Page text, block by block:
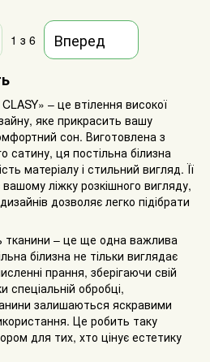
1 з 6
Вперед
– це втілення високої
яке прикрасить вашу
сон. Виготовлена з
сатину, ця постільна білизна
матеріалу і стильний вигляд. Її
ліжку розкішного вигляду,
дозволяє легко підібрати
тканини – це ще одна важлива
білизна не тільки виглядає
прання, зберігаючи свій
спеціальній обробці,
залишаються яскравими
Це робить таку
для тих, хто цінує естетику